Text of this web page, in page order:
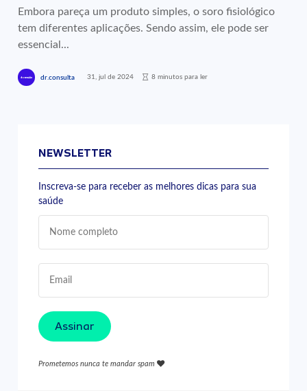
Embora pareça um produto simples, o soro fisiológico
tem diferentes aplicações. Sendo assim, ele pode ser
essencial...
dr.consulta 31, jul de 2024 8 minutos para ler
NEWSLETTER
Inscreva-se para receber as melhores dicas para sua
saúde
Assinar
Prometemos nunca te mandar spam